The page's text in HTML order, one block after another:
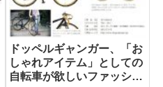
ドッペルギャンガー、「お
しゃれアイテム」としての
自転車が欲しいファッショ